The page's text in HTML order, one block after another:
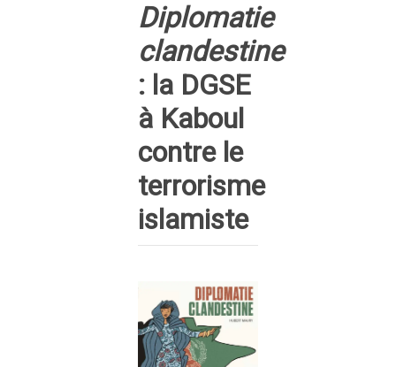
Diplomatie
clandestine
: la DGSE
à Kaboul
contre le
terrorisme
islamiste